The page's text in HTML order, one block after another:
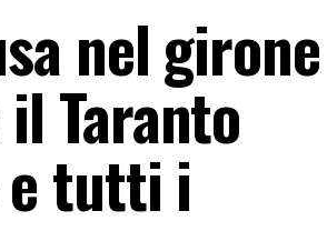
nel girone
Taranto
e tutti i